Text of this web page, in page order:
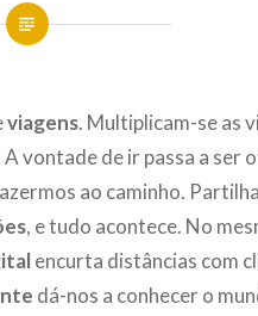
viagens. Multiplicam-se as
vontade de ir passa a ser
ao caminho.
, e tudo acontece. No
encurta distâncias com
dá-nos a conhecer o